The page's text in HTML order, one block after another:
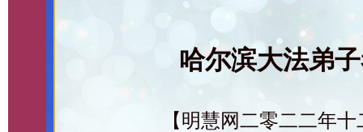
哈尔滨大法弟
【明慧网二零二二年